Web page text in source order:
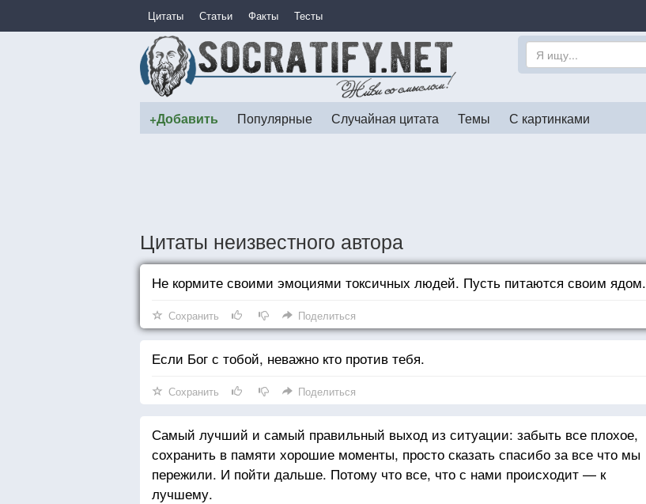
Цитаты Статьи Факты Тесты
+Добавить Популярные Случайная цитата Темы С картинками
Цитаты неизвестного автора
Не кормите своими эмоциями токсичных людей. Пусть питаются своим ядом.
Сохранить Поделиться
Если Бог с тобой, неважно кто против тебя.
Сохранить Поделиться
Самый лучший и самый правильный выход из ситуации: забыть все плохое,
сохранить в памяти хорошие моменты, просто сказать спасибо за все что мы
пережили. И пойти дальше. Потому что все, что с нами происходит — к
лучшему.